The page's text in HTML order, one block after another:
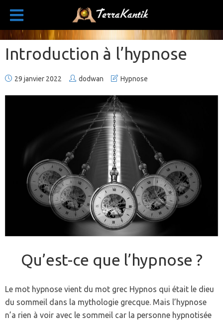
Introduction à l’hypnose
29 janvier 2022 dodwan Hypnose
Qu’est-ce que l’hypnose ?
Le mot hypnose vient du mot grec Hypnos qui était le dieu
du sommeil dans la mythologie grecque. Mais l’hypnose
n’a rien à voir avec le sommeil car la personne hypnotisée